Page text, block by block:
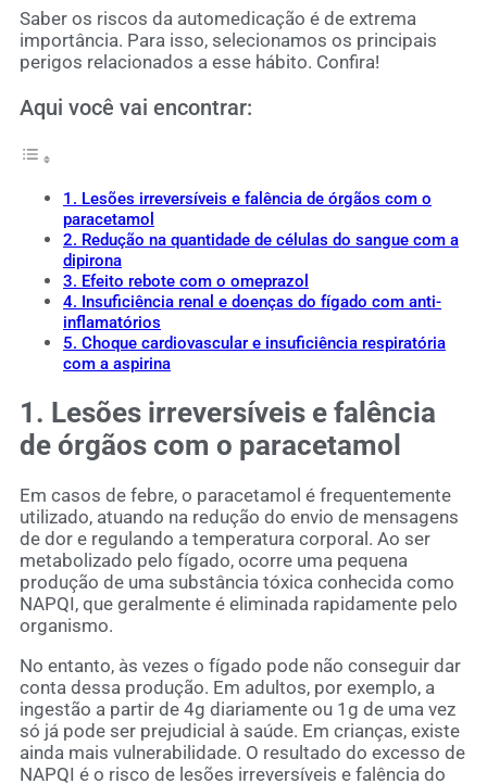
Saber os riscos da automedicação é de extrema
importância. Para isso, selecionamos os principais
perigos relacionados a esse hábito. Confira!
Aqui você vai encontrar:
1. Lesões irreversíveis e falência de órgãos com o
paracetamol
2. Redução na quantidade de células do sangue com a
dipirona
3. Efeito rebote com o omeprazol
4. Insuficiência renal e doenças do fígado com anti-
inflamatórios
5. Choque cardiovascular e insuficiência respiratória
com a aspirina
1. Lesões irreversíveis e falência
de órgãos com o paracetamol
Em casos de febre, o paracetamol é frequentemente
utilizado, atuando na redução do envio de mensagens
de dor e regulando a temperatura corporal. Ao ser
metabolizado pelo fígado, ocorre uma pequena
produção de uma substância tóxica conhecida como
NAPQI, que geralmente é eliminada rapidamente pelo
organismo.
No entanto, às vezes o fígado pode não conseguir dar
conta dessa produção. Em adultos, por exemplo, a
ingestão a partir de 4g diariamente ou 1g de uma vez
só já pode ser prejudicial à saúde. Em crianças, existe
ainda mais vulnerabilidade. O resultado do excesso de
NAPQI é o risco de lesões irreversíveis e falência do